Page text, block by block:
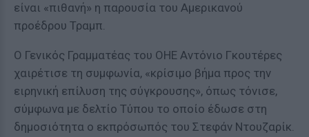
είναι «πιθανή» η παρουσία του Αμερικανού
προέδρου Τραμπ.
Ο Γενικός Γραμματέας του ΟΗΕ Αντόνιο Γκουτέρες
χαιρέτισε τη συμφωνία, «κρίσιμο βήμα προς την
ειρηνική επίλυση της σύγκρουσης», όπως τόνισε,
σύμφωνα με δελτίο Τύπου το οποίο έδωσε στη
δημοσιότητα ο εκπρόσωπός του Στεφάν Ντουζαρίκ.